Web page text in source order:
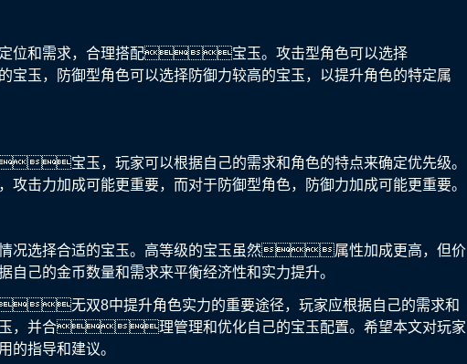
定位和需求，合理搭配宝玉。攻击型角色可以选择
，防御型角色可以选择防御力较高的宝玉，以提升角色的特定属
宝玉，玩家可以根据自己的需求和角色的特点来确定优先级。
攻击力加成可能更重要，而对于防御型角色，防御力加成可能更重要。
情况选择合适的宝玉。高等级的宝玉虽然属性加成更高，但价
自己的金币数量和需求来平衡经济性和实力提升。
无双8中提升角色实力的重要途径，玩家应根据自己的需求和
玉，并合理管理和优化自己的宝玉配置。希望本文对玩家
的指导和建议。